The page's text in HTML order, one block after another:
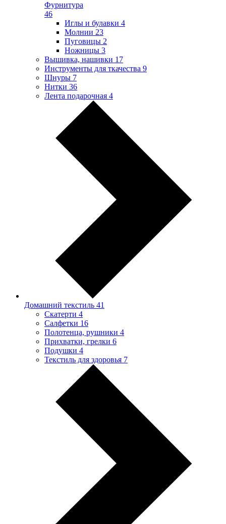
Фурнитура
46
Иглы и булавки 4
Молнии 23
Пуговицы 2
Ножницы 3
Вышивка, нашивки 17
Инструменты для ткачества 9
Шнуры 7
Нитки 36
Лента подарочная 4
Домашний текстиль 41
Скатерти 4
Салфетки 16
Полотенца, рушники 4
Прихватки, грелки 6
Подушки 4
Текстиль для здоровья 7